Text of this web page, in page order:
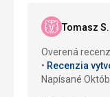
Tomasz S.
Overená
Recenzia
Napísané